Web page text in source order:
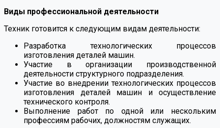
Виды профессиональной деятельности
Техник готовится к следующим видам деятельности:
Разработка технологических процессов
изготовления деталей машин.
Участие в организации производственной
деятельности структурного подразделения.
Участие во внедрении технологических процессов
изготовления деталей машин и осуществление
технического контроля.
Выполнение работ по одной или нескольким
профессиям рабочих, должностям служащих.